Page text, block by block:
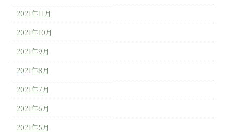
2021年11月
2021年10月
2021年9月
2021年8月
2021年7月
2021年6月
2021年5月